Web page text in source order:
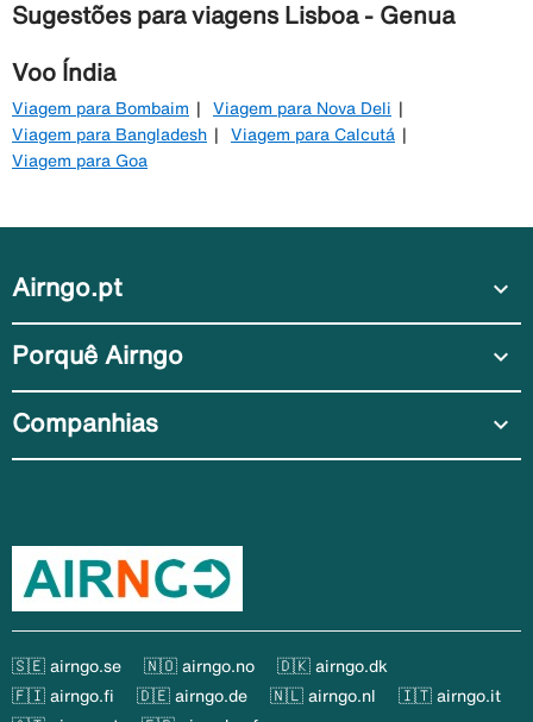
Sugestões para viagens Lisboa - Genua
Voo Índia
Viagem para Bombaim
Viagem para Nova Deli
Viagem para Bangladesh
Viagem para Calcutá
Viagem para Goa
Airngo.pt expand_more
Porquê Airngo expand_more
Companhias expand_more
🇸🇪 airngo.se 🇳🇴 airngo.no
🇩🇰 airngo.dk
🇫🇮 airngo.fi
🇩🇪 airngo.de 🇳🇱 airngo.nl
🇮🇹 airngo.it